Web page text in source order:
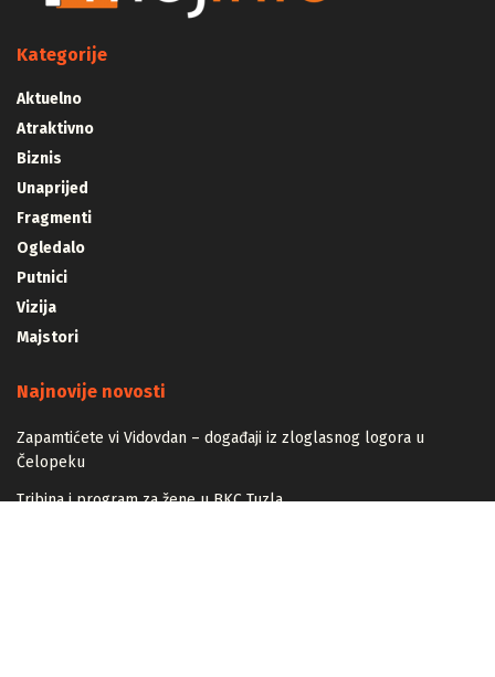
Kategorije
Aktuelno
Atraktivno
Biznis
Unaprijed
Fragmenti
Ogledalo
Putnici
Vizija
Majstori
Najnovije novosti
Zapamtićete vi Vidovdan – događaji iz zloglasnog logora u
Čelopeku
Tribina i program za žene u BKC Tuzla